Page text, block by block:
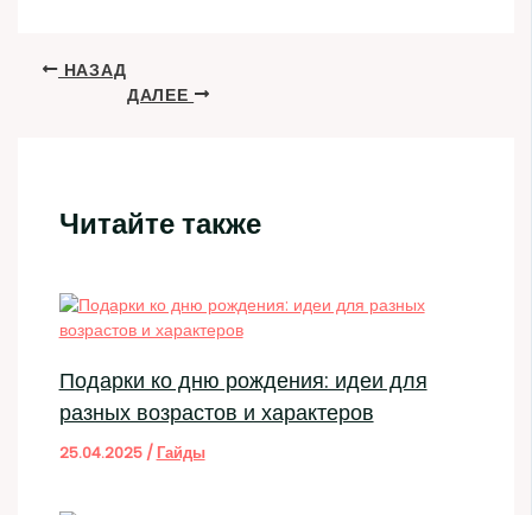
НАЗАД
ДАЛЕЕ
Читайте также
Подарки ко дню рождения: идеи для
разных возрастов и характеров
25.04.2025 / Гайды